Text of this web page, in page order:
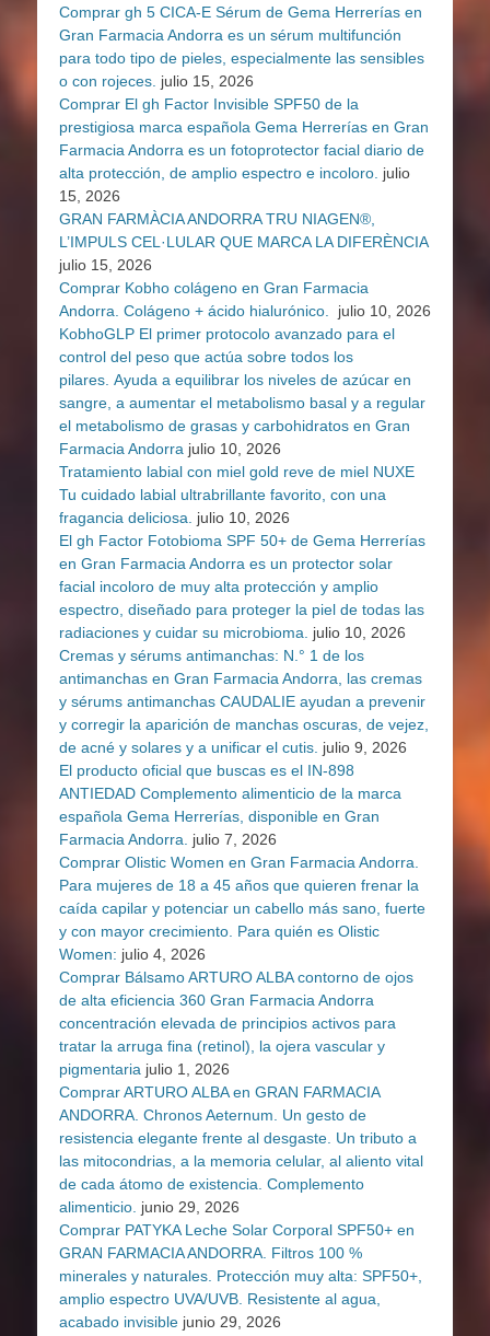
Comprar gh 5 CICA-E Sérum de Gema Herrerías en
Gran Farmacia Andorra es un sérum multifunción
para todo tipo de pieles, especialmente las sensibles
o con rojeces. julio 15, 2026
Comprar El gh Factor Invisible SPF50 de la
prestigiosa marca española Gema Herrerías en Gran
Farmacia Andorra es un fotoprotector facial diario de
alta protección, de amplio espectro e incoloro. julio
15, 2026
GRAN FARMÀCIA ANDORRA TRU NIAGEN®,
L’IMPULS CEL·LULAR QUE MARCA LA DIFERÈNCIA
julio 15, 2026
Comprar Kobho colágeno en Gran Farmacia
Andorra. Colágeno + ácido hialurónico.
julio 10, 2026
KobhoGLP El primer protocolo avanzado para el
control del peso que actúa sobre todos los
pilares. Ayuda a equilibrar los niveles de azúcar en
sangre, a aumentar el metabolismo basal y a regular
el metabolismo de grasas y carbohidratos en Gran
Farmacia Andorra julio 10, 2026
Tratamiento labial con miel gold reve de miel NUXE
Tu cuidado labial ultrabrillante favorito, con una
fragancia deliciosa.
julio 10, 2026
El gh Factor Fotobioma SPF 50+ de Gema Herrerías
en Gran Farmacia Andorra es un protector solar
facial incoloro de muy alta protección y amplio
espectro, diseñado para proteger la piel de todas las
radiaciones y cuidar su microbioma.
julio 10, 2026
Cremas y sérums antimanchas: N.° 1 de los
antimanchas en Gran Farmacia Andorra, las cremas
y sérums antimanchas CAUDALIE ayudan a prevenir
y corregir la aparición de manchas oscuras, de vejez,
de acné y solares y a unificar el cutis. julio 9, 2026
El producto oficial que buscas es el IN-898
ANTIEDAD Complemento alimenticio de la marca
española Gema Herrerías, disponible en Gran
Farmacia Andorra.
julio 7, 2026
Comprar Olistic Women en Gran Farmacia Andorra.
Para mujeres de 18 a 45 años que quieren frenar la
caída capilar y potenciar un cabello más sano, fuerte
y con mayor crecimiento. Para quién es Olistic
Women: julio 4, 2026
Comprar Bálsamo ARTURO ALBA contorno de ojos
de alta eficiencia 360 Gran Farmacia Andorra
concentración elevada de principios activos para
tratar la arruga fina (retinol), la ojera vascular y
pigmentaria julio 1, 2026
Comprar ARTURO ALBA en GRAN FARMACIA
ANDORRA. Chronos Aeternum. Un gesto de
resistencia elegante frente al desgaste. Un tributo a
las mitocondrias, a la memoria celular, al aliento vital
de cada átomo de existencia. Complemento
alimenticio. junio 29, 2026
Comprar PATYKA Leche Solar Corporal SPF50+ en
GRAN FARMACIA ANDORRA. Filtros 100 %
minerales y naturales. Protección muy alta: SPF50+,
amplio espectro UVA/UVB. Resistente al agua,
acabado invisible junio 29, 2026